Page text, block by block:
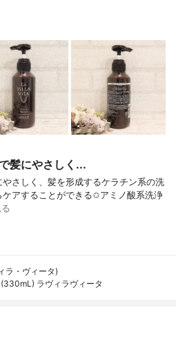
髪にやさしく...
さしく、髪を形成するケラチン系の洗
アすることができる✩アミノ酸系洗浄
ラ・ヴィータ)
ラヴィラヴィータ